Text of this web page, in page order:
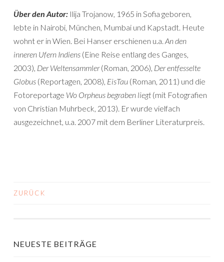
Über den Autor: Ilija Trojanow, 1965 in Sofia geboren,
lebte in Nairobi, München, Mumbai und Kapstadt. Heute
wohnt er in Wien. Bei Hanser erschienen u.a. An den
inneren Ufern Indiens (Eine Reise entlang des Ganges,
2003), Der Weltensammler(Roman, 2006), Der entfesselte
Globus (Reportagen, 2008), EisTau (Roman, 2011) und die
Fotoreportage Wo Orpheus begraben liegt (mit Fotografien
von Christian Muhrbeck, 2013). Er wurde vielfach
ausgezeichnet, u.a. 2007 mit dem Berliner Literaturpreis.
BEITRAGS-
ZURÜCK
NEUESTE BEITRÄGE